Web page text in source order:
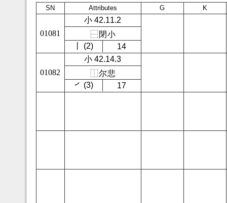
SN Attributes G K
01081
小 42.11.2
⿱閉小
㇑ (2)
14
01082
小 42.14.3
⿰尔悲
㇒ (3)
17